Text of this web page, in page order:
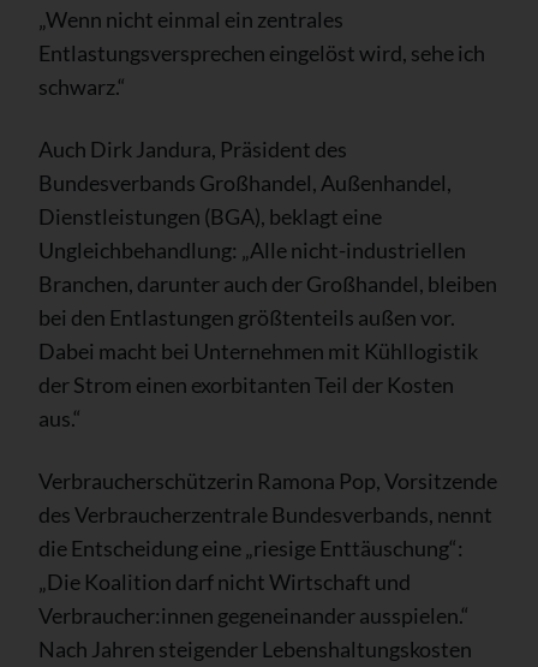
„Wenn nicht einmal ein zentrales
Entlastungsversprechen eingelöst wird, sehe ich
schwarz.“
Auch Dirk Jandura, Präsident des
Bundesverbands Großhandel, Außenhandel,
Dienstleistungen (BGA), beklagt eine
Ungleichbehandlung: „Alle nicht-industriellen
Branchen, darunter auch der Großhandel, bleiben
bei den Entlastungen größtenteils außen vor.
Dabei macht bei Unternehmen mit Kühllogistik
der Strom einen exorbitanten Teil der Kosten
aus.“
Verbraucherschützerin Ramona Pop, Vorsitzende
des Verbraucherzentrale Bundesverbands, nennt
die Entscheidung eine „riesige Enttäuschung“:
„Die Koalition darf nicht Wirtschaft und
Verbraucher:innen gegeneinander ausspielen.“
Nach Jahren steigender Lebenshaltungskosten